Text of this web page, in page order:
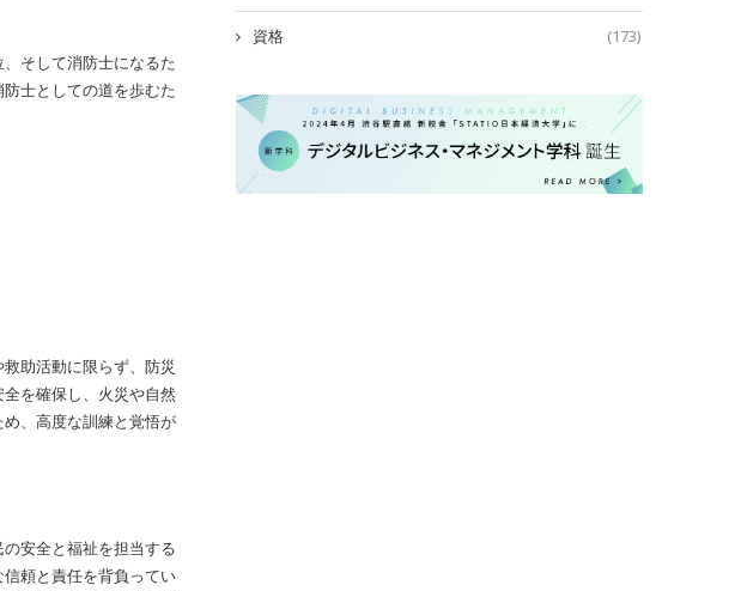
そして消防士になるた
士としての道を歩むた
助活動に限らず、防災
を確保し、火災や自然
、高度な訓練と覚悟が
安全と福祉を担当する
頼と責任を背負ってい
資格 (173)